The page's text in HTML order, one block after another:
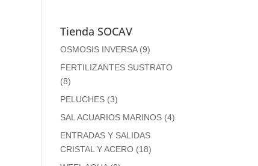
Tienda SOCAV
OSMOSIS INVERSA (9)
FERTILIZANTES SUSTRATO
(8)
PELUCHES (3)
SAL ACUARIOS MARINOS (4)
ENTRADAS Y SALIDAS
CRISTAL Y ACERO (18)